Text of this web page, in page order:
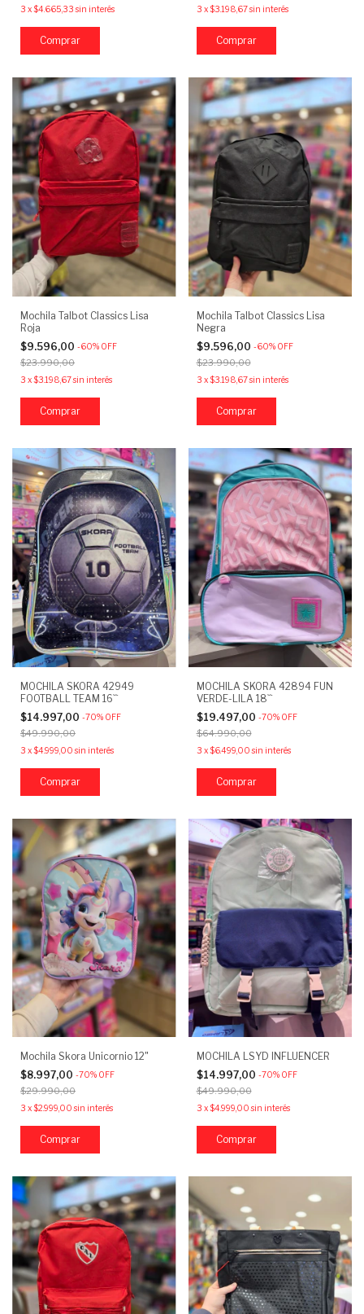
3 x$4.665,33 sin interés 3 x$3.198,67sin interés
Mochila Talbot Classics Lisa
Roja
$9.596,00 -60% OFF
$23.990,00
3 x$3.198,67sin interés
Mochila Talbot Classics Lisa
Negra
$9.596,00 -60% OFF
$23.990,00
3 x$3.198,67sin interés
MOCHILA SKORA 42949
FOOTBALL TEAM 16``
$14.997,00 -70% OFF
$49.990,00
3 x$4.999,00 sin interés
MOCHILA SKORA 42894 FUN
VERDE-LILA 18``
$19.497,00 -70% OFF
$64.990,00
3 x$6.499,00 sin interés
Mochila Skora Unicornio 12"
$8.997,00 -70% OFF
$29.990,00
3 x$2.999,00 sin interés
MOCHILA LSYD INFLUENCER
$14.997,00 -70% OFF
$49.990,00
3 x$4.999,00 sin interés